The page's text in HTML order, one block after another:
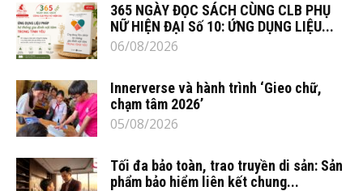
365 NGÀY ĐỌC SÁCH CÙNG CLB PHỤ
NỮ HIỆN ĐẠI Số 10: ỨNG DỤNG LIỆU...
06/08/2026
Innerverse và hành trình ‘Gieo chữ,
chạm tâm 2026’
05/08/2026
Tối đa bảo toàn, trao truyền di sản: Sản
phẩm bảo hiểm liên kết chung...